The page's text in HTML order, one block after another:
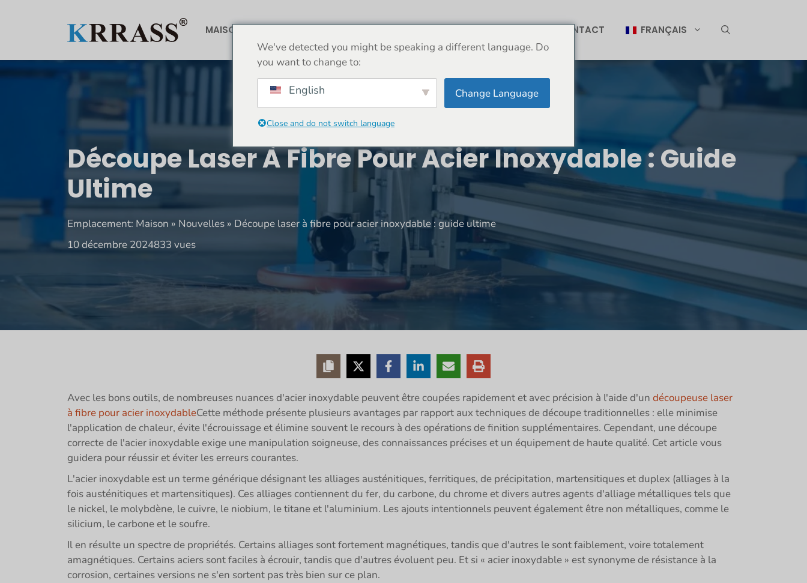
MAISON CONTACT FRANÇAIS
Découpe Laser À Fibre Pour Acier Inoxydable : Guide
Ultime
Emplacement: Maison » Nouvelles » Découpe laser à fibre pour acier inoxydable : guide ultime
10 décembre 2024833 vues
Avec les bons outils, de nombreuses nuances d'acier inoxydable peuvent être coupées rapidement et avec précision à l'aide d'un découpeuse laser
à fibre pour acier inoxydableCette méthode présente plusieurs avantages par rapport aux techniques de découpe traditionnelles : elle minimise
l'application de chaleur, évite l'écrouissage et élimine souvent le recours à des opérations de finition supplémentaires. Cependant, une découpe
correcte de l'acier inoxydable exige une manipulation soigneuse, des connaissances précises et un équipement de haute qualité. Cet article vous
guidera pour réussir et éviter les erreurs courantes.
L'acier inoxydable est un terme générique désignant les alliages austénitiques, ferritiques, de précipitation, martensitiques et duplex (alliages à la
fois austénitiques et martensitiques). Ces alliages contiennent du fer, du carbone, du chrome et divers autres agents d'alliage métalliques tels que
le nickel, le molybdène, le cuivre, le niobium, le titane et l'aluminium. Les ajouts intentionnels peuvent également être non métalliques, comme le
silicium, le carbone et le soufre.
Il en résulte un spectre de propriétés. Certains alliages sont fortement magnétiques, tandis que d'autres le sont faiblement, voire totalement
amagnétiques. Certains aciers sont faciles à écrouir, tandis que d'autres évoluent peu. Et si « acier inoxydable » est synonyme de résistance à la
corrosion, certaines versions ne s'en sortent pas très bien sur ce plan.
We've detected you might be speaking a different language. Do
you want to change to:
English Change Language
Close and do not switch language